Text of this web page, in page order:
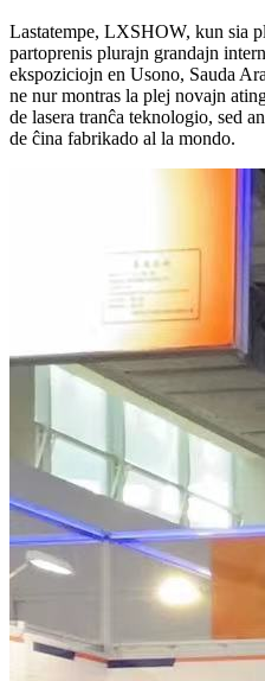
Lastatempe, LXSHOW, kun sia
partoprenis plurajn grandajn
ekspoziciojn en Usono, Sauda
ne nur montras la plej novajn
de lasera tranĉa teknologio, sed
de ĉina fabrikado al la mondo.